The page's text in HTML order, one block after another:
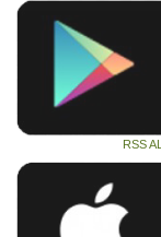
RSS